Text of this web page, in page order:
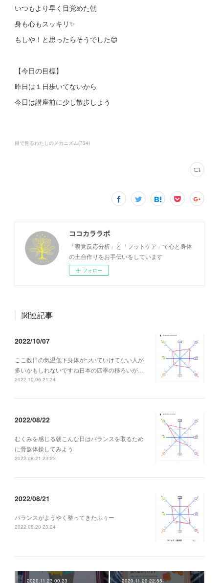
いつもより早く目覚めた朝
身も心もスッキリ✨
もしや！と思ったらそうでした😊
【今日の目標】
昨日は１日歩いてないから
今日は講座前に少し散歩しよう
目で見るわたしのメカニズム(734)
ココカララボ
「嗅覚反応分析」と「フットケア」で心と身体
の土台作りをお手伝いをしています
フォロー
関連記事
2022/10/07
ここ数日の気温低下身体がついていけてない人が
多いかもしれないですね日本の四季の移ろいが…
2022.10.06 21:34
2022/08/22
むくみを感じる朝こんな日はバランスを取るため
に骨盤体操してみよう
2022.08.21 23:23
2022/08/21
バランスがようやく整ってきたふぅー
2022.08.20 23:24
2020.11.23 00:23 2020.11.20 22:55